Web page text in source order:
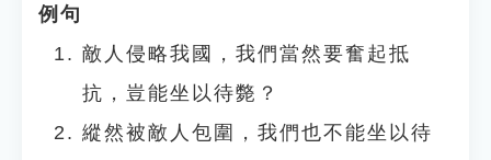
例句
敵人侵略我國，我們當然要奮起抵
抗，豈能坐以待斃？
縱然被敵人包圍，我們也不能坐以待